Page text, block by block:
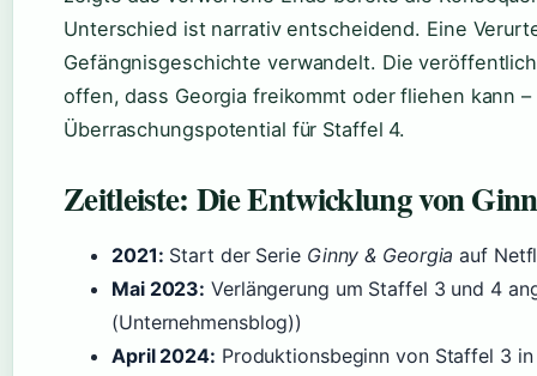
Unterschied ist narrativ entscheidend. Eine
Gefängnisgeschichte verwandelt. Die
offen, dass Georgia freikommt oder fliehen kann
Überraschungspotential für Staffel 4.
Zeitleiste: Die Entwicklung von
2021: Start der Serie Ginny & Georgia auf
Mai 2023: Verlängerung um Staffel 3 und 4
(Unternehmensblog))
April 2024: Produktionsbeginn von Staffel 3